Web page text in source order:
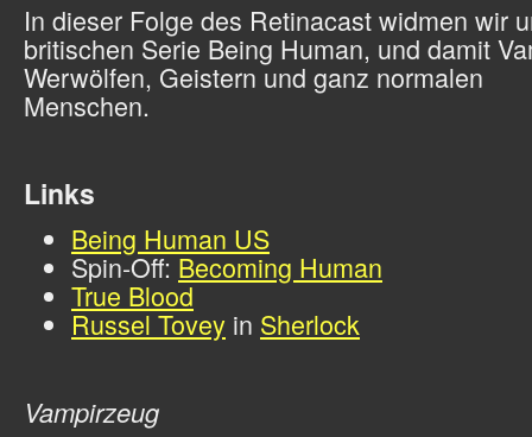
In dieser Folge des Retinacast widmen wir
britischen Serie Being Human, und damit
Werwölfen, Geistern und ganz normalen
Menschen.
Links
Being Human US
Spin-Off:Becoming Human
True Blood
Russel Tovey in Sherlock
Vampirzeug